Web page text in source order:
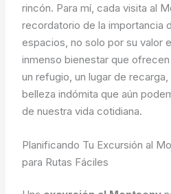
rincón. Para mí, cada visita al
recordatorio de la importancia
espacios, no solo por su valor
inmenso bienestar que ofrecen
un refugio, un lugar de
belleza indómita que aún
de nuestra vida cotidiana.
Planificando Tu Excursión al
para Rutas Fáciles